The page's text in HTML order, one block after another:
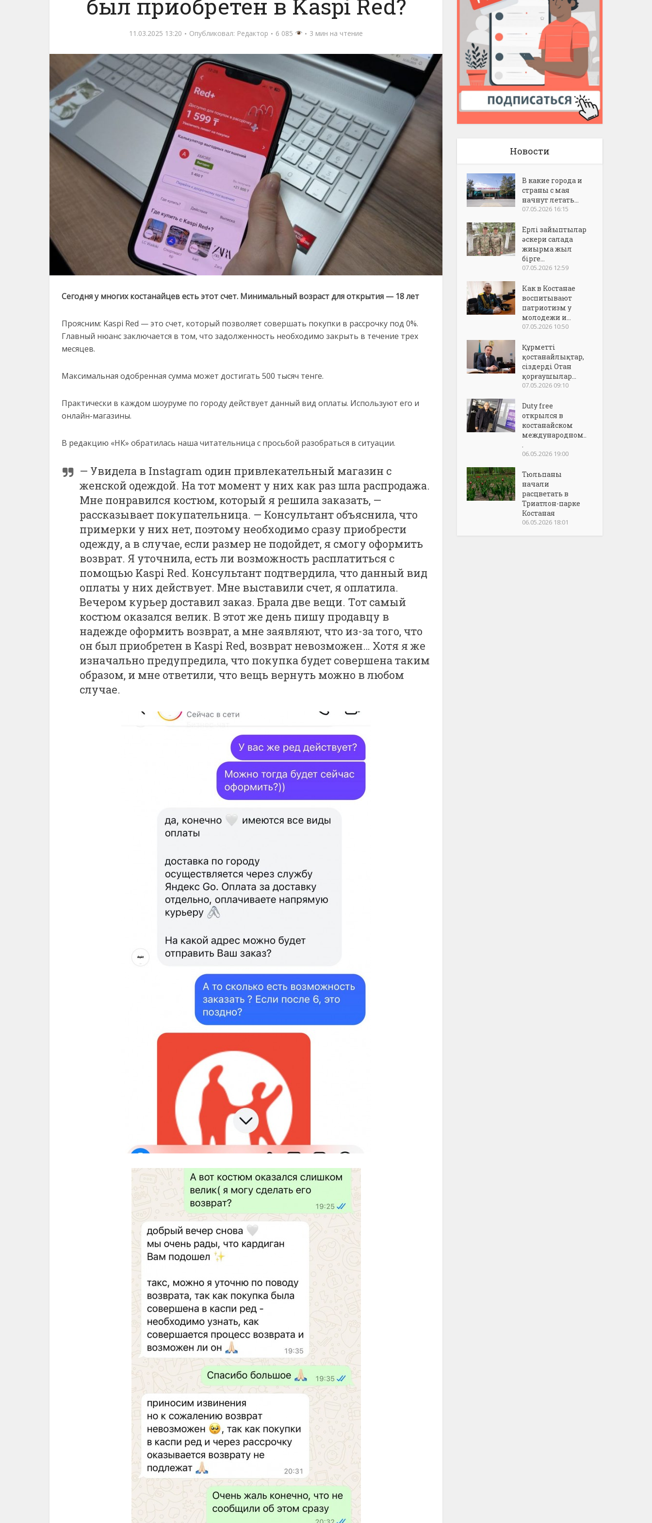
был приобретен в Kaspi Red?
11.03.2025 13:20 Опубликовал: Редактор 6 085 3 мин на чтение
Сегодня у многих костанайцев есть этот счет. Минимальный возраст для открытия — 18 лет
Проясним: Kaspi Red — это счет, который позволяет совершать покупки в рассрочку под 0%.
Главный нюанс заключается в том, что задолженность необходимо закрыть в течение трех
месяцев.
Максимальная одобренная сумма может достигать 500 тысяч тенге.
Практически в каждом шоуруме по городу действует данный вид оплаты. Используют его и
онлайн-магазины.
В редакцию «НК» обратилась наша читательница с просьбой разобраться в ситуации.
— Увидела в Instagram один привлекательный магазин с
женской одеждой. На тот момент у них как раз шла распродажа.
Мне понравился костюм, который я решила заказать, —
рассказывает покупательница. — Консультант объяснила, что
примерки у них нет, поэтому необходимо сразу приобрести
одежду, а в случае, если размер не подойдет, я смогу оформить
возврат. Я уточнила, есть ли возможность расплатиться с
помощью Kaspi Red. Консультант подтвердила, что данный вид
оплаты у них действует. Мне выставили счет, я оплатила.
Вечером курьер доставил заказ. Брала две вещи. Тот самый
костюм оказался велик. В этот же день пишу продавцу в
надежде оформить возврат, а мне заявляют, что из-за того, что
он был приобретен в Kaspi Red, возврат невозможен… Хотя я же
изначально предупредила, что покупка будет совершена таким
образом, и мне ответили, что вещь вернуть можно в любом
случае.
Новости
В какие города и
страны с мая
начнут летать...
07.05.2026 16:15
Ерлі зайыптылар
әскери салада
жиырма жыл
бірге...
07.05.2026 12:59
Как в Костанае
воспитывают
патриотизм у
молодежи и...
07.05.2026 10:50
Құрметті
қостанайлықтар,
сіздерді Отан
қорғаушылар...
07.05.2026 09:10
Duty free
открылся в
костанайском
международном..
.
06.05.2026 19:00
Тюльпаны
начали
расцветать в
Триатлон-парке
Костаная
06.05.2026 18:01